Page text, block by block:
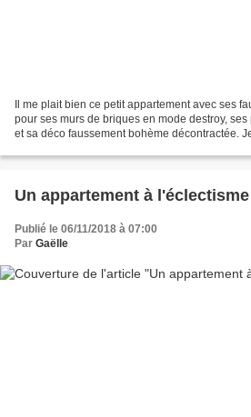
Il me plait bien ce petit appartement avec ses
pour ses murs de briques en mode destroy,
et sa déco faussement bohème décontractée.
Un appartement à
Publié le 06/11/2018 à 07:00
Par Gaëlle